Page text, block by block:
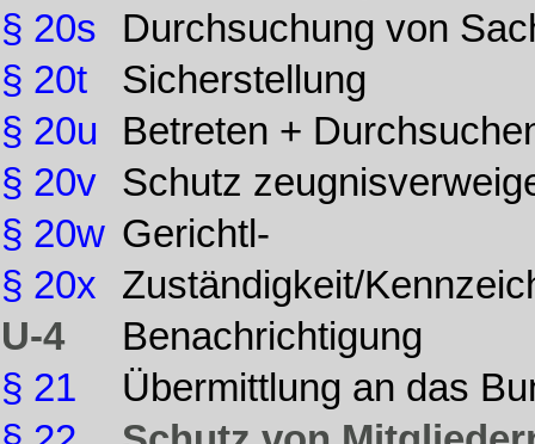
§ 20s
§ 20t
§ 20u
§ 20v
§ 20w
§ 20x
U-4
§ 21
Durchsuchung von
Sicherstellung
Betreten +
Schutz
Gerichtl-
Zuständigkeit/
Benachrichtigung
Übermittlung an das